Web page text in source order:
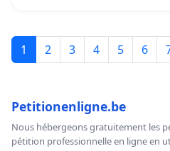
1 2 3 4 5 6
Petitionenligne.be
Nous hébergeons gratuitement les
pétition professionnelle en ligne en